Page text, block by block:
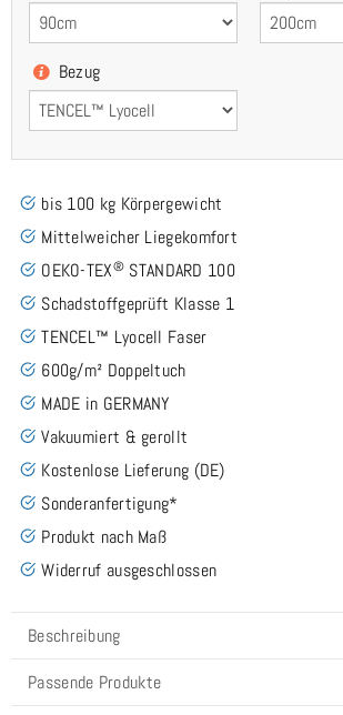
Bezug
bis 100 kg Körpergewicht
Mittelweicher Liegekomfort
OEKO-TEX® STANDARD 100
Schadstoffgeprüft Klasse 1
TENCEL™ Lyocell Faser
600g/m² Doppeltuch
MADE in GERMANY
Vakuumiert & gerollt
Kostenlose Lieferung (DE)
Sonderanfertigung*
Produkt nach Maß
Widerruf ausgeschlossen
Beschreibung
Passende Produkte